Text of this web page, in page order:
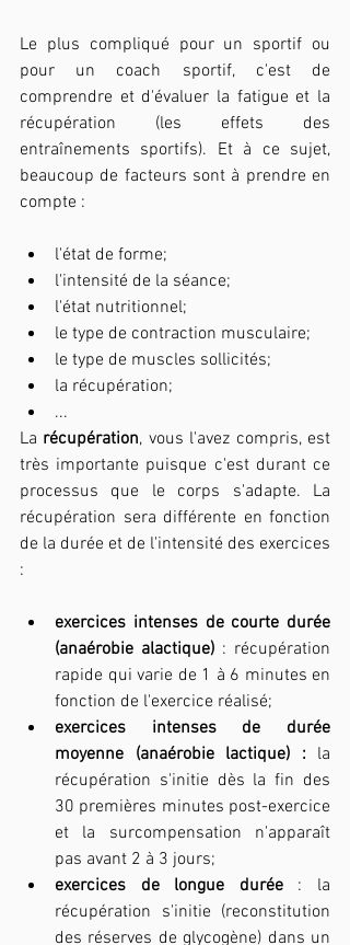
Le plus compliqué pour un sportif ou
pour un coach sportif, c'est de
comprendre et d'évaluer la fatigue et la
récupération (les effets des
entraînements sportifs). Et à ce sujet,
beaucoup de facteurs sont à prendre en
compte :
l'état de forme;
l'intensité de la séance;
l'état nutritionnel;
le type de contraction musculaire;
le type de muscles sollicités;
la récupération;
...
La récupération, vous l'avez compris, est
très importante puisque c'est durant ce
processus que le corps s'adapte. La
récupération sera différente en fonction
de la durée et de l'intensité des exercices
:
exercices intenses de courte durée
(anaérobie alactique) : récupération
rapide qui varie de 1 à 6 minutes en
fonction de l'exercice réalisé;
exercices intenses de durée
moyenne (anaérobie lactique) : la
récupération s'initie dès la fin des
30 premières minutes post-exercice
et la surcompensation n'apparaît
pas avant 2 à 3 jours;
exercices de longue durée : la
récupération s'initie (reconstitution
des réserves de glycogène) dans un